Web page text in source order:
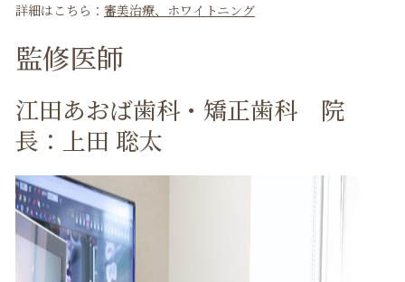
詳細はこちら： 審美治療、ホワイトニング
監修医師
江田あおば歯科・矯正歯科 院
長：上田 聡太